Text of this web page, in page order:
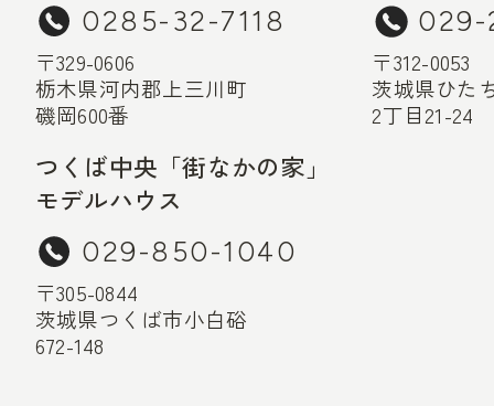
0285-32-7118
〒329-0606
栃木県河内郡上三川町
磯岡600番
029-
〒312-0053
茨城県ひた
2丁目21-24
つくば中央「街なかの家」
モデルハウス
029-850-1040
〒305-0844
茨城県つくば市小白硲
672-148